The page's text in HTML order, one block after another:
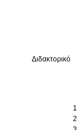
Διδακτορικό